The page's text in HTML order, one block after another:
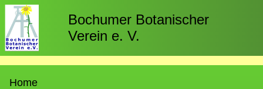
Direkt
zum
Inhalt
Bochumer Botanischer
Verein e. V.
Home